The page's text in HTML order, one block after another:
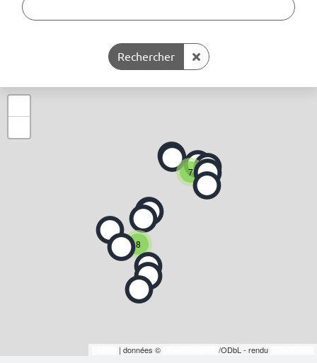
Rechercher Supprimer la recherche
8
7
| données © /ODbL - rendu